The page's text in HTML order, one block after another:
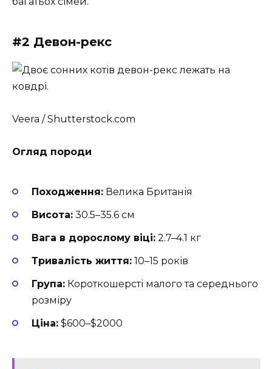
#2 Девон-рекс
Veera / Shutterstock.com
Огляд породи
Походження: Велика Британія
Висота: 30.5–35.6 см
Вага в дорослому віці: 2.7–4.1 кг
Тривалість життя: 10–15 років
Група: Короткошерсті малого та середнього
розміру
Ціна: $600–$2000